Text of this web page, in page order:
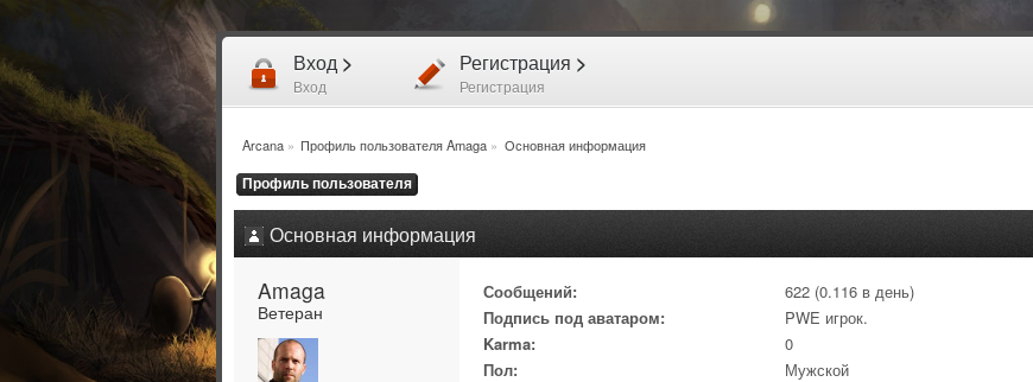
Вход >
Вход
Регистрация >
Регистрация
Arcana» Профиль пользователя Amaga » Основная информация
Профиль пользователя
Основная информация
Amaga
Ветеран
Сообщений:
622 (0.116 в день)
Подпись под аватаром:
PWE игрок.
Karma:
0
Пол:
Мужской